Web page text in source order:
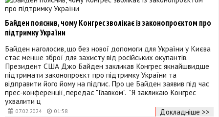
07.02.2024 01:58
Байден пояснив, чому Конгрес зволікає із законопроєктом про
підтримку України
Байден наголосив, що без нової допомоги для України у Києва
стає менше зброї для захисту від російських окупантів.
Президент США Джо Байден закликав Конгрес якнайшвидше
підтримати законопроєкт про підтримку України та
відправити його йому на підпис. Про це Байден заявив під час
прес-конференції, передає "Главком". "Я закликаю Конгрес
ухвалити ц
Докладніше >>